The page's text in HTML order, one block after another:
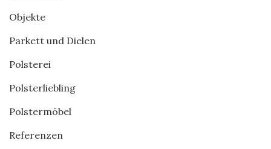
Objekte
Parkett und Dielen
Polsterei
Polsterliebling
Polstermöbel
Referenzen